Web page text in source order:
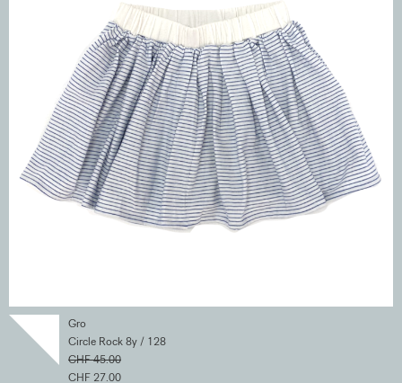
Gro
Circle Rock 8y / 128
CHF 45.00
CHF 27.00